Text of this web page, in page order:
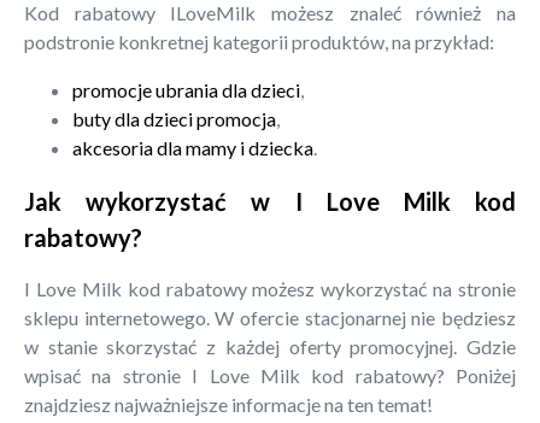
Kod rabatowy ILoveMilk możesz znaleć również na
podstronie konkretnej kategorii produktów, na przykład:
promocje ubrania dla dzieci,
buty dla dzieci promocja,
akcesoria dla mamy i dziecka.
Jak wykorzystać w I Love Milk kod
rabatowy?
I Love Milk kod rabatowy możesz wykorzystać na stronie
sklepu internetowego. W ofercie stacjonarnej nie będziesz
w stanie skorzystać z każdej oferty promocyjnej. Gdzie
wpisać na stronie I Love Milk kod rabatowy? Poniżej
znajdziesz najważniejsze informacje na ten temat!